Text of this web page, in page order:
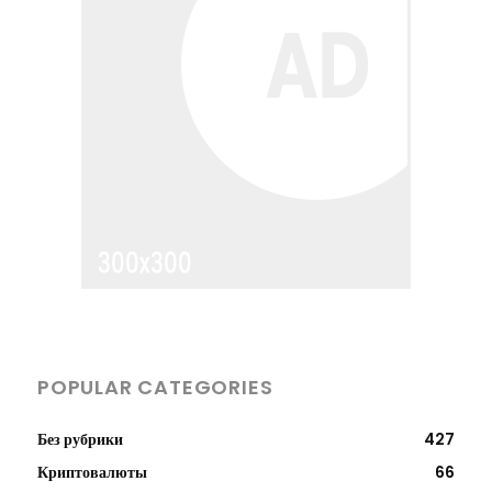
POPULAR CATEGORIES
Без рубрики
427
Криптовалюты
66